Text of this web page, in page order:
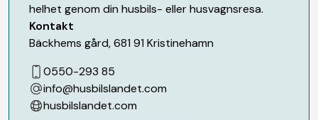
helhet genom din husbils- eller husvagnsresa.
Kontakt
Bäckhems gård,681 91 Kristinehamn
0550-293 85
info@husbilslandet.com
husbilslandet.com